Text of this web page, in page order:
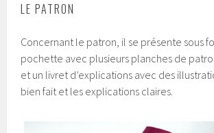
LE PATRON
Concernant le patron, il se présente sous
pochette avec plusieurs planches de
et un livret d’explications avec des
bien fait et les explications claires.